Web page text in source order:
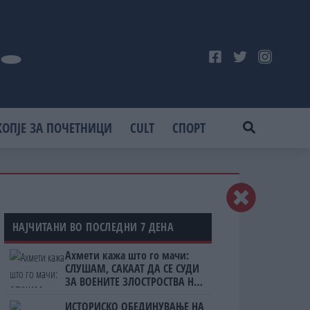
ЗА ПОЧЕТНИЦИ CULT СПОРТ
НАЈЧИТАНИ ВО ПОСЛЕДНИ 7 ДЕНА
Ахмети кажа што го мачи:
СЛУШАМ, САКААТ ДА СЕ СУДИ
ЗА ВОЕНИТЕ ЗЛОСТРОСТВА НА
ИСТОРИСКО ОБЕДИНУВАЊЕ НА